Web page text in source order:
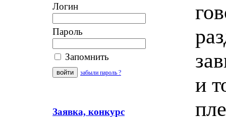
Логин
Пароль
Запомнить
забыли пароль ?
Заявка, конкурс
и